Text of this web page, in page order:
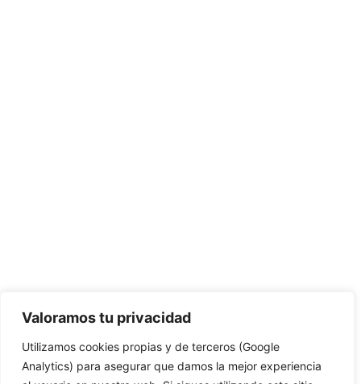
Valoramos tu privacidad
Utilizamos cookies propias y de terceros (Google
Analytics) para asegurar que damos la mejor experiencia